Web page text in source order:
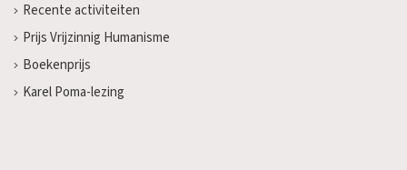
Recente activiteiten
Prijs Vrijzinnig Humanisme
Boekenprijs
Karel Poma-lezing